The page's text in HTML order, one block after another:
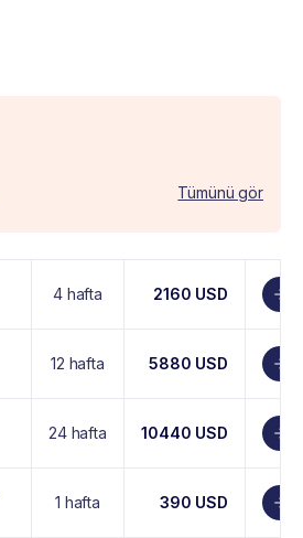
Tümünü gör
4 hafta 2160 USD
12 hafta 5880 USD
24 hafta 10440 USD
1 hafta 390 USD